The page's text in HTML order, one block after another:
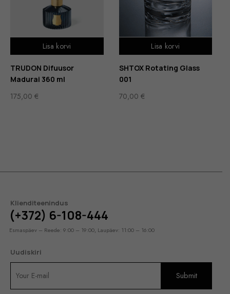
Lisa korvi
TRUDON Difuusor
Madurai 360 ml
175,00 €
Lisa korvi
SHTOX Rotating Glass
001
70,00 €
Klienditeenindus
(+372) 6-108-444
Esmaspäev – Reede: 9:00 – 19:00, Laupäev: 11:00 – 16:00
Uudiskiri